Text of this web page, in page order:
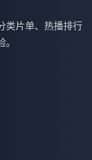
类片单、热播排行